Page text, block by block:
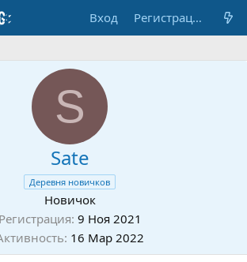
Вход Регистрация
S
Sate
Деревня новичков
Новичок
Регистрация 9 Ноя 2021
16 Мар 2022